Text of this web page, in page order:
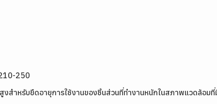
250
งสำหรับยืดอายุการใช้งานของชิ้นส่วนที่ทำงานหนักในสภาพแวดล้อม